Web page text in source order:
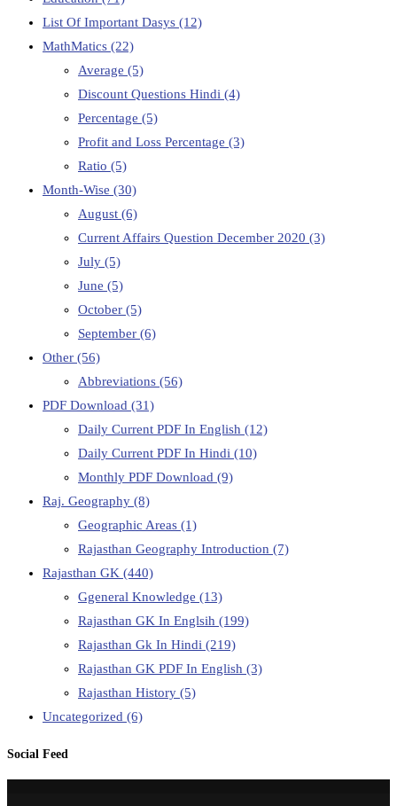
List Of Important Dasys (12)
MathMatics (22)
Average (5)
Discount Questions Hindi (4)
Percentage (5)
Profit and Loss Percentage (3)
Ratio (5)
Month-Wise (30)
August (6)
Current Affairs Question December 2020 (3)
July (5)
June (5)
October (5)
September (6)
Other (56)
Abbreviations (56)
PDF Download (31)
Daily Current PDF In English (12)
Daily Current PDF In Hindi (10)
Monthly PDF Download (9)
Raj. Geography (8)
Geographic Areas (1)
Rajasthan Geography Introduction (7)
Rajasthan GK (440)
Ggeneral Knowledge (13)
Rajasthan GK In Englsih (199)
Rajasthan Gk In Hindi (219)
Rajasthan GK PDF In English (3)
Rajasthan History (5)
Uncategorized (6)
Social Feed